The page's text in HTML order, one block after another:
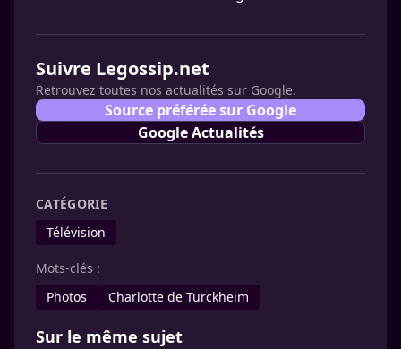
Suivre Legossip.net
Retrouvez toutes nos actualités sur Google.
Source préférée sur Google
Google Actualités
CATÉGORIE
Télévision
Mots-clés :
Photos
Charlotte de Turckheim
Sur le même sujet